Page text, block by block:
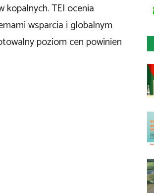
kopalnych. TEI ocenia
wsparcia i globalnym
poziom cen powinien